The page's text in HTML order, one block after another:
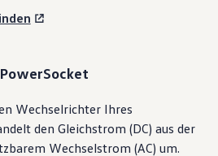
Wechselrichter Ihres
den Gleichstrom (DC) aus der
Wechselstrom (AC) um.